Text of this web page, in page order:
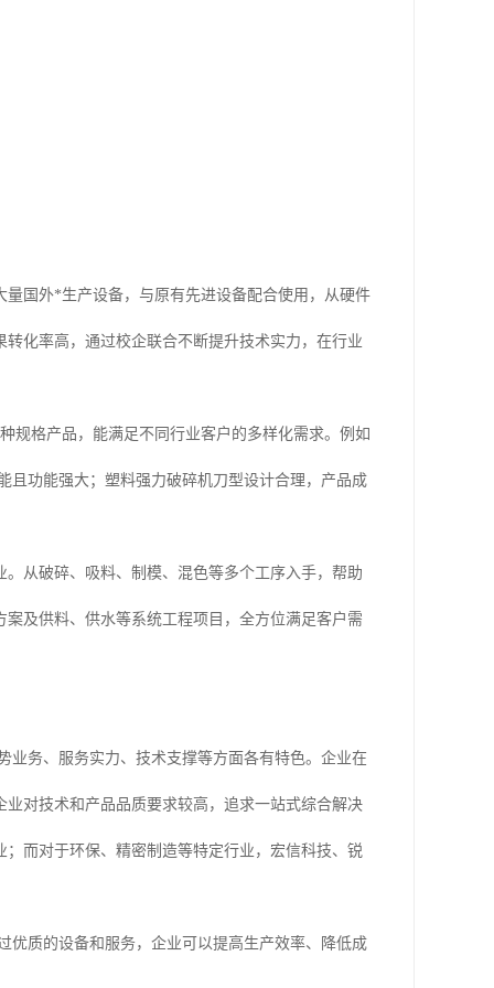
国外*生产设备，与原有先进设备配合使用，从硬件
化率高，通过校企联合不断提升技术实力，在行业
规格产品，能满足不同行业客户的多样化需求。例如
且功能强大；塑料强力破碎机刀型设计合理，产品成
从破碎、吸料、制模、混色等多个工序入手，帮助
及供料、供水等系统工程项目，全方位满足客户需
业务、服务实力、技术支撑等方面各有特色。企业在
对技术和产品品质要求较高，追求一站式综合解决
而对于环保、精密制造等特定行业，宏信科技、锐
优质的设备和服务，企业可以提高生产效率、降低成